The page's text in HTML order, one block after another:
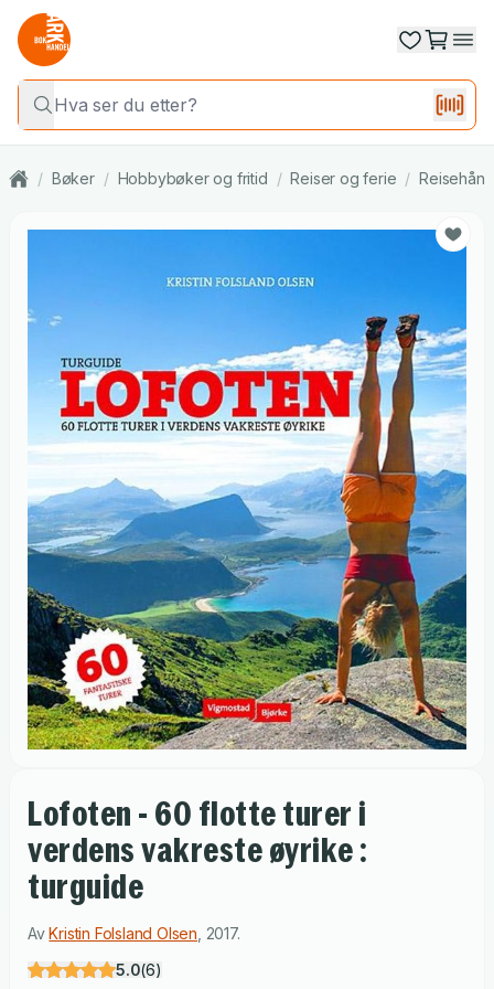
/ Bøker / Hobbybøker og fritid / Reiser og ferie /
Lofoten - 60 flotte turer i
verdens vakreste øyrike :
turguide
AvKristin Folsland Olsen 2017.
5.0(6)